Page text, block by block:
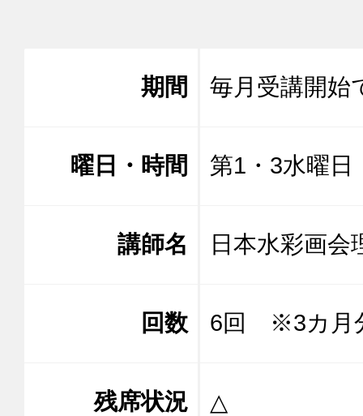
期間 毎月受講開始
曜日・時間 第1・3水曜
講師名 日本水彩
回数 6回 ※3カ月
残席状況 △